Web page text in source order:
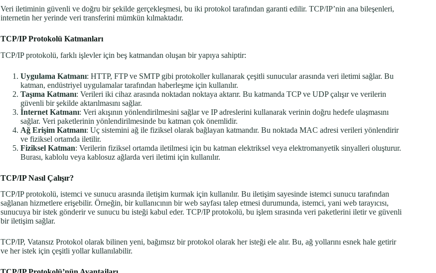
Veri iletiminin güvenli ve doğru bir şekilde gerçekleşmesi, bu iki protokol tarafından garanti edilir. TCP/IP’nin ana bileşenleri,
internetin her yerinde veri transferini mümkün kılmaktadır.
TCP/IP Protokolü Katmanları
TCP/IP protokolü, farklı işlevler için beş katmandan oluşan bir yapıya sahiptir:
Uygulama Katmanı: HTTP, FTP ve SMTP gibi protokoller kullanarak çeşitli sunucular arasında veri iletimi sağlar. Bu
katman, endüstriyel uygulamalar tarafından haberleşme için kullanılır.
Taşıma Katmanı: Verileri iki cihaz arasında noktadan noktaya aktarır. Bu katmanda TCP ve UDP çalışır ve verilerin
güvenli bir şekilde aktarılmasını sağlar.
İnternet Katmanı: Veri akışının yönlendirilmesini sağlar ve IP adreslerini kullanarak verinin doğru hedefe ulaşmasını
sağlar. Veri paketlerinin yönlendirilmesinde bu katman çok önemlidir.
Ağ Erişim Katmanı: Uç sistemini ağ ile fiziksel olarak bağlayan katmandır. Bu noktada MAC adresi verileri yönlendirir
ve fiziksel ortamda iletilir.
Fiziksel Katman: Verilerin fiziksel ortamda iletilmesi için bu katman elektriksel veya elektromanyetik sinyalleri oluşturur.
Burası, kablolu veya kablosuz ağlarda veri iletimi için kullanılır.
TCP/IP Nasıl Çalışır?
TCP/IP protokolü, istemci ve sunucu arasında iletişim kurmak için kullanılır. Bu iletişim sayesinde istemci sunucu tarafından
sağlanan hizmetlere erişebilir. Örneğin, bir kullanıcının bir web sayfası talep etmesi durumunda, istemci, yani web tarayıcısı,
sunucuya bir istek gönderir ve sunucu bu isteği kabul eder. TCP/IP protokolü, bu işlem sırasında veri paketlerini iletir ve güvenli
bir iletişim sağlar.
TCP/IP, Vatansız Protokol olarak bilinen yeni, bağımsız bir protokol olarak her isteği ele alır. Bu, ağ yollarını esnek hale getirir
ve her istek için çeşitli yollar kullanılabilir.